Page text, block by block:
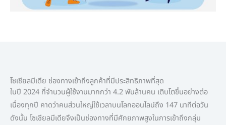
โซเชียลมีเดีย ช่องทางเข้าถึงลูกค้าที่มีประสิทธิภาพที่สุด
ในปี 2024 ที่จำนวนผู้ใช้งานมากกว่า 4.2 พันล้านคน เติบโตขึ้นอย่างต่อ
เนื่องทุกปี คาดว่าคนส่วนใหญ่ใช้เวลาบนโลกออนไลน์ถึง 147 นาทีต่อวัน
ดังนั้น โซเชียลมีเดียจึงเป็นช่องทางที่มีศักยภาพสูงในการเข้าถึงกลุ่ม